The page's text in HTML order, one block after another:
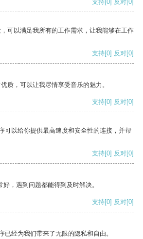
支持[0] 反对[0]
可以满足我所有的工作需求，让我能够在工作
支持[0] 反对[0]
质，可以让我尽情享受音乐的魅力。
支持[0] 反对[0]
可以给你提供最高速度和安全性的连接，并帮
支持[0] 反对[0]
，遇到问题都能得到及时解决。
支持[0] 反对[0]
已经为我们带来了无限的隐私和自由。